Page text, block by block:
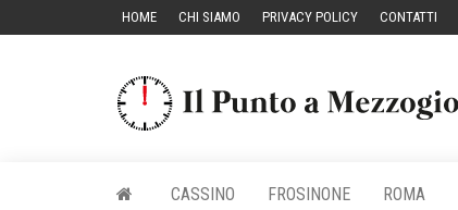
HOME CHI SIAMO PRIVACY POLICY CONTATTI
CASSINO FROSINONE ROMA